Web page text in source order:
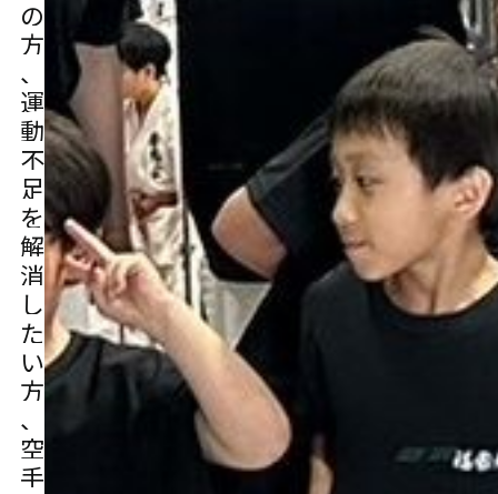
の
方
、
運
動
不
足
を
解
消
し
た
い
方
、
空
手